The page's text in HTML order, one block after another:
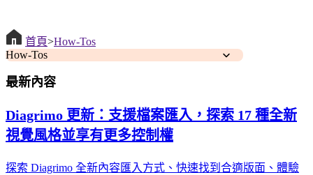
首頁>How-Tos
How-Tos
News
簡報技巧
比較與評測
AI 應用技巧
最新內容
Diagrimo 更新：支援檔案匯入，探索 17 種全新
視覺風格並享有更多控制權
探索 Diagrimo 全新內容匯入方式、快速找到合適版面、體驗